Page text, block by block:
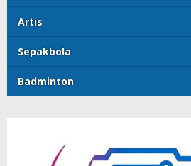
Artis
Sepakbola
Badminton